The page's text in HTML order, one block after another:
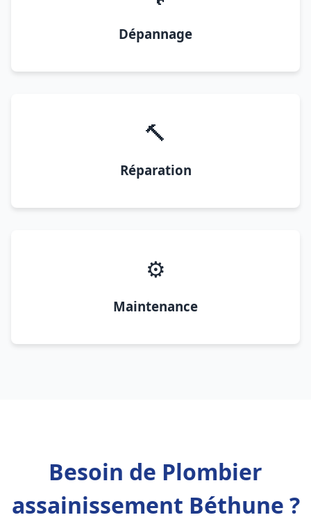
Dépannage
🔨
Réparation
⚙️
Maintenance
Besoin de Plombier
assainissement Béthune ?